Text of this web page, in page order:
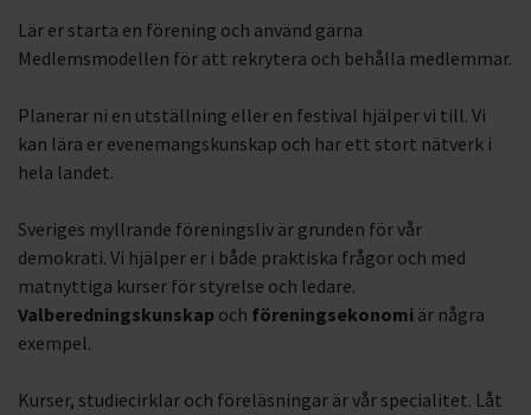
Lär er starta en förening och använd gärna
Medlemsmodellen för att rekrytera och behålla medlemmar.
Planerar ni en utställning eller en festival hjälper vi till. Vi
kan lära er evenemangskunskap och har ett stort nätverk i
hela landet.
Sveriges myllrande föreningsliv är grunden för vår
demokrati. Vi hjälper er i både praktiska frågor och med
matnyttiga kurser för styrelse och ledare.
Valberedningskunskap och föreningsekonomi är några
exempel.
Kurser, studiecirklar och föreläsningar är vår specialitet. Låt